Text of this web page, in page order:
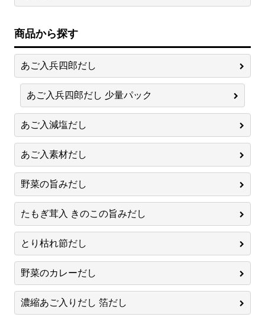
商品から探す
あご入兵四郎だし
あご入兵四郎だし 少量パック
あご入減塩だし
あご入素材だし
野菜の旨みだし
たもぎ茸入 きのこの旨みだし
とり枯れ節だし
野菜のカレーだし
濃縮あご入りだし 箔だし